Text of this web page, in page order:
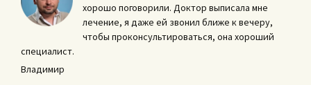
хорошо поговорили. Доктор выписала мне
лечение, я даже ей звонил ближе к вечеру,
чтобы проконсультироваться, она хороший
специалист.
Владимир